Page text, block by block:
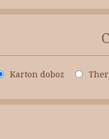
Karton doboz